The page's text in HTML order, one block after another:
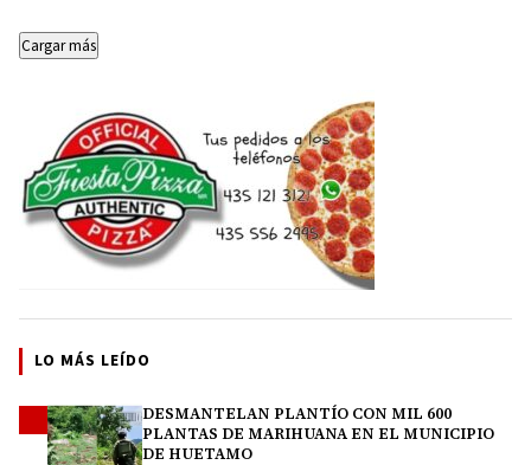
Cargar más
LO MÁS LEÍDO
DESMANTELAN PLANTÍO CON MIL 600
PLANTAS DE MARIHUANA EN EL MUNICIPIO
DE HUETAMO